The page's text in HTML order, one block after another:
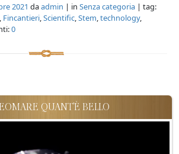
2021 daadmin | in Senza categoria | tag:
, Fincantieri,Scientific,Stem,technology,
0
QUANT'È BELLO